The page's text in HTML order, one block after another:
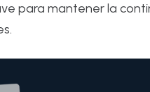
para mantener la